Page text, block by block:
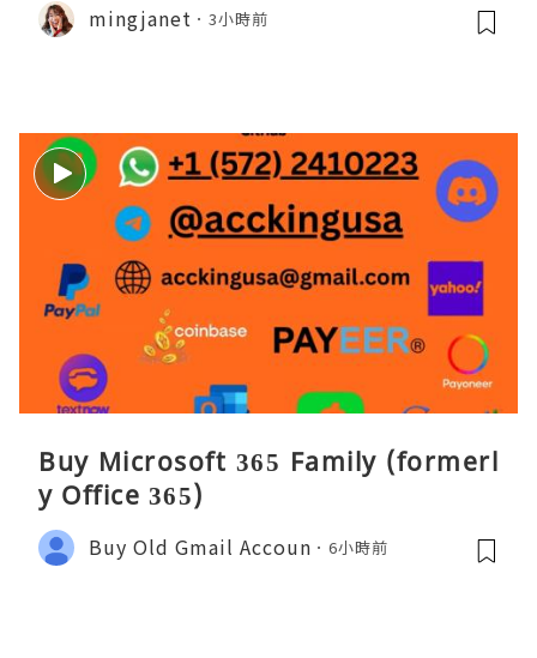
mingjanet 3小時前
Buy Microsoft 365 Family (formerl
y Office 365)
Buy Old Gmail Accoun 6小時前